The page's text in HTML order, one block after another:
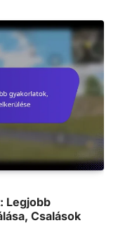
Legjobb
Csalások